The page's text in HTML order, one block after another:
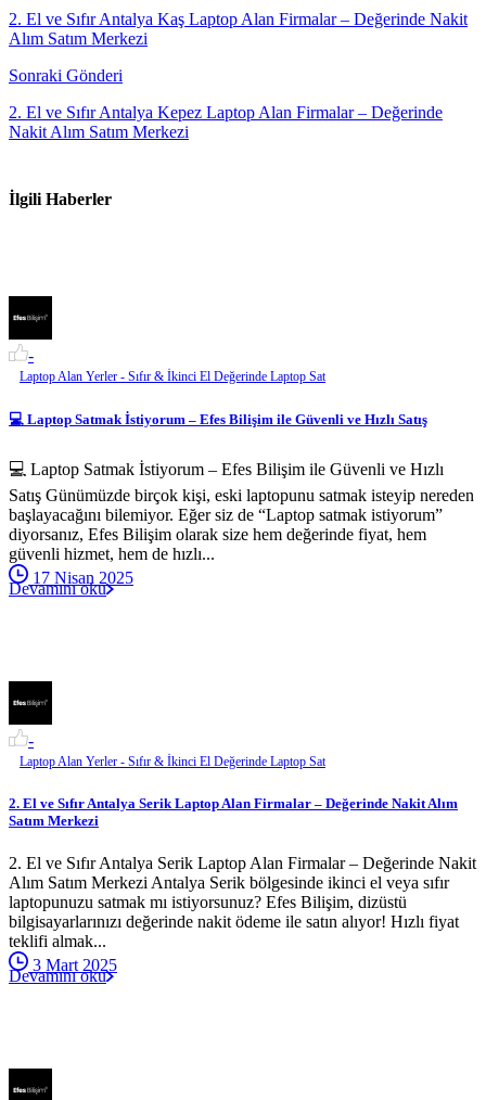
2. El ve Sıfır Antalya Kaş Laptop Alan Firmalar – Değerinde Nakit
Alım Satım Merkezi
Sonraki Gönderi
2. El ve Sıfır Antalya Kepez Laptop Alan Firmalar – Değerinde
Nakit Alım Satım Merkezi
İlgili Haberler
-
Laptop Alan Yerler - Sıfır & İkinci El Değerinde Laptop Sat
💻 Laptop Satmak İstiyorum – Efes Bilişim ile Güvenli ve Hızlı Satış
💻 Laptop Satmak İstiyorum – Efes Bilişim ile Güvenli ve Hızlı
Satış Günümüzde birçok kişi, eski laptopunu satmak isteyip nereden
başlayacağını bilemiyor. Eğer siz de “Laptop satmak istiyorum”
diyorsanız, Efes Bilişim olarak size hem değerinde fiyat, hem
güvenli hizmet, hem de hızlı...
17 Nisan 2025
Devamını oku
-
Laptop Alan Yerler - Sıfır & İkinci El Değerinde Laptop Sat
2. El ve Sıfır Antalya Serik Laptop Alan Firmalar – Değerinde Nakit Alım
Satım Merkezi
2. El ve Sıfır Antalya Serik Laptop Alan Firmalar – Değerinde Nakit
Alım Satım Merkezi Antalya Serik bölgesinde ikinci el veya sıfır
laptopunuzu satmak mı istiyorsunuz? Efes Bilişim, dizüstü
bilgisayarlarınızı değerinde nakit ödeme ile satın alıyor! Hızlı fiyat
teklifi almak...
3 Mart 2025
Devamını oku